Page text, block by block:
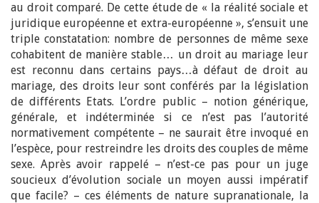
au droit comparé. De cette étude de « la réalité sociale et
juridique européenne et extra-européenne », s’ensuit une
triple constatation: nombre de personnes de même sexe
cohabitent de manière stable… un droit au mariage leur
est reconnu dans certains pays…à défaut de droit au
mariage, des droits leur sont conférés par la législation
de différents Etats. L’ordre public – notion générique,
générale, et indéterminée si ce n’est pas l’autorité
normativement compétente – ne saurait être invoqué en
l’espèce, pour restreindre les droits des couples de même
sexe. Après avoir rappelé – n’est-ce pas pour un juge
soucieux d’évolution sociale un moyen aussi impératif
que facile? – ces éléments de nature supranationale, la